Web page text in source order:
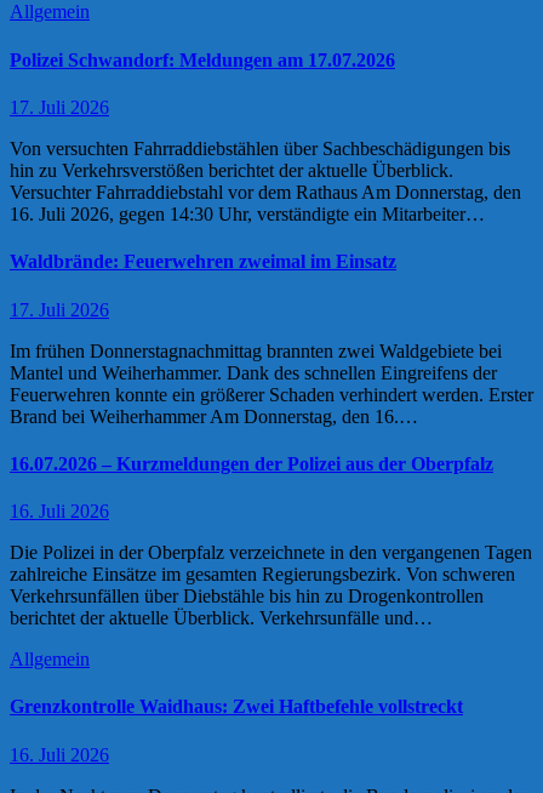
Allgemein
Polizei Schwandorf: Meldungen am 17.07.2026
17. Juli 2026
Von versuchten Fahrraddiebstählen über Sachbeschädigungen bis
hin zu Verkehrsverstößen berichtet der aktuelle Überblick.
Versuchter Fahrraddiebstahl vor dem Rathaus Am Donnerstag, den
16. Juli 2026, gegen 14:30 Uhr, verständigte ein Mitarbeiter…
Waldbrände: Feuerwehren zweimal im Einsatz
17. Juli 2026
Im frühen Donnerstagnachmittag brannten zwei Waldgebiete bei
Mantel und Weiherhammer. Dank des schnellen Eingreifens der
Feuerwehren konnte ein größerer Schaden verhindert werden. Erster
Brand bei Weiherhammer Am Donnerstag, den 16.…
16.07.2026 – Kurzmeldungen der Polizei aus der Oberpfalz
16. Juli 2026
Die Polizei in der Oberpfalz verzeichnete in den vergangenen Tagen
zahlreiche Einsätze im gesamten Regierungsbezirk. Von schweren
Verkehrsunfällen über Diebstähle bis hin zu Drogenkontrollen
berichtet der aktuelle Überblick. Verkehrsunfälle und…
Allgemein
Grenzkontrolle Waidhaus: Zwei Haftbefehle vollstreckt
16. Juli 2026